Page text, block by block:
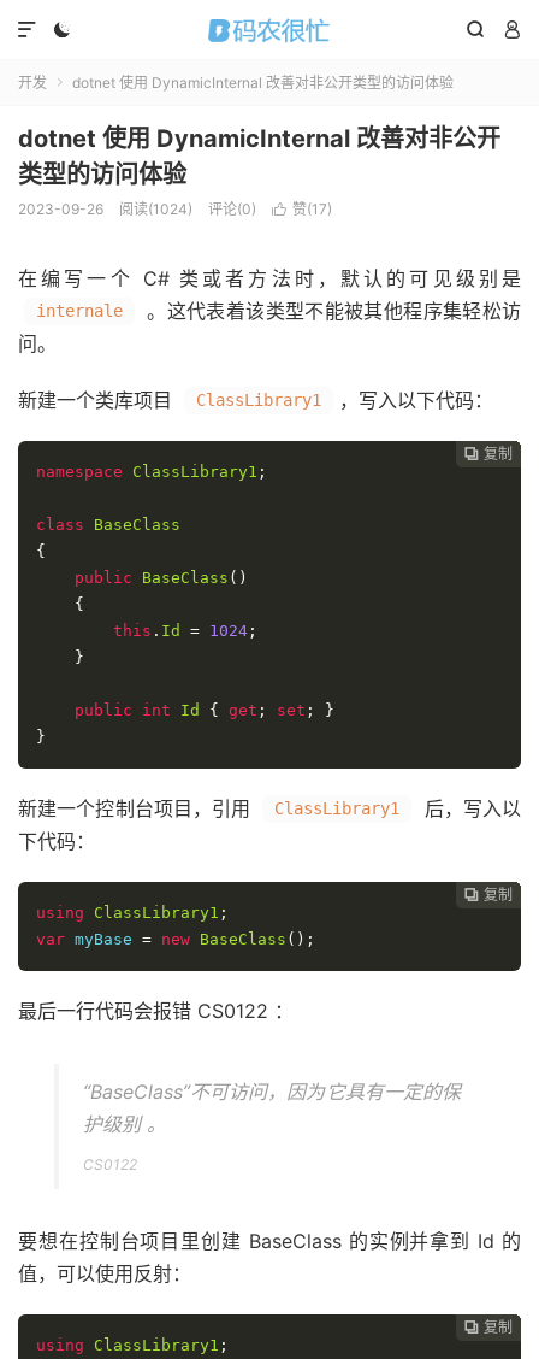
  

开发  dotnet 使用 DynamicInternal 改善对非公开类型的访问体验
dotnet 使用 DynamicInternal 改善对非公开
类型的访问体验
2023-09-26 阅读(1024) 评论(0)  赞(17)
在编写一个 C# 类或者方法时，默认的可见级别是
internale
。这代表着该类型不能被其他程序集轻松访
问。
新建一个类库项目 ClassLibrary1 ，写入以下代码：
 复制
 复制
 复制
 复制
 复制
 复制
 复制
 复制
namespace
ClassLibrary1 ;
class
BaseClass
{
public
BaseClass ()
{
this . Id = 1024 ;
}
public int Id { get ; set ;
}
}
新建一个控制台项目，引用 ClassLibrary1
后，写入以
下代码：
 复制
 复制
 复制
 复制
 复制
 复制
 复制
using
ClassLibrary1 ;
var myBase = new BaseClass ();
最后一行代码会报错 CS0122 ：
“BaseClass”不可访问，因为它具有一定的保
护级别 。
CS0122
要想在控制台项目里创建 BaseClass 的实例并拿到 Id 的
值，可以使用反射：
 复制
 复制
 复制
 复制
 复制
 复制
using
ClassLibrary1 ;